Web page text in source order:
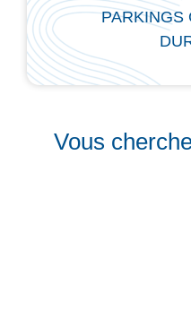
PARKINGS
Vous